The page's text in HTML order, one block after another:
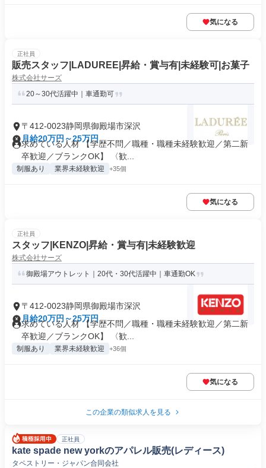
気になる
正社員
販売スタッフ|LADUREE|昇給・賞与有|未経験可|お菓子
株式会社サーズ
20～30代活躍中｜車通勤可
〒412-0023静岡県御殿場市深沢
月給20万円～25万円
求めている人材 【学歴不問／職種・職種未経験歓迎／第二新
卒歓迎／ブランクOK】 〈歓...
制服あり 業界未経験歓迎 +35個
気になる
正社員
スタッフ|KENZO|昇給・賞与有|未経験歓迎
株式会社サーズ
御殿場アウトレット｜20代・30代活躍中｜車通勤OK
〒412-0023静岡県御殿場市深沢
月給20万円～25万円
求めている人材 【学歴不問／職種・職種未経験歓迎／第二新
卒歓迎／ブランクOK】 〈歓...
制服あり 業界未経験歓迎 +36個
気になる
この企業の類似求人を見る
正社員
kate spade new yorkのアパレル販売(レディース)
タペストリー・ジャパン合同会社